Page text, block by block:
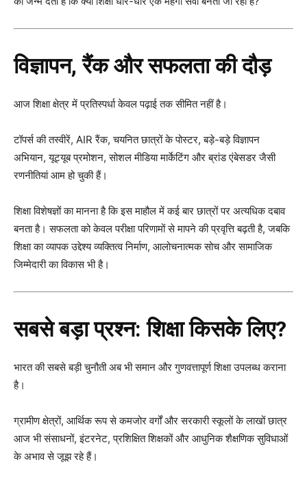
विज्ञापन, रैंक और सफलता की दौड़
आज शिक्षा क्षेत्र में प्रतिस्पर्धा केवल पढ़ाई तक सीमित नहीं है।
टॉपर्स की तस्वीरें, AIR रैंक, चयनित छात्रों के पोस्टर, बड़े-बड़े विज्ञापन
अभियान, यूट्यूब प्रमोशन, सोशल मीडिया मार्केटिंग और ब्रांड एंबेसडर जैसी
रणनीतियां आम हो चुकी हैं।
शिक्षा विशेषज्ञों का मानना है कि इस माहौल में कई बार छात्रों पर अत्यधिक दबाव
बनता है। सफलता को केवल परीक्षा परिणामों से मापने की प्रवृत्ति बढ़ती है, जबकि
शिक्षा का व्यापक उद्देश्य व्यक्तित्व निर्माण, आलोचनात्मक सोच और सामाजिक
जिम्मेदारी का विकास भी है।
सबसे बड़ा प्रश्न: शिक्षा किसके लिए?
भारत की सबसे बड़ी चुनौती अब भी समान और गुणवत्तापूर्ण शिक्षा उपलब्ध कराना
है।
ग्रामीण क्षेत्रों, आर्थिक रूप से कमजोर वर्गों और सरकारी स्कूलों के लाखों छात्र
आज भी संसाधनों, इंटरनेट, प्रशिक्षित शिक्षकों और आधुनिक शैक्षणिक सुविधाओं
के अभाव से जूझ रहे हैं।